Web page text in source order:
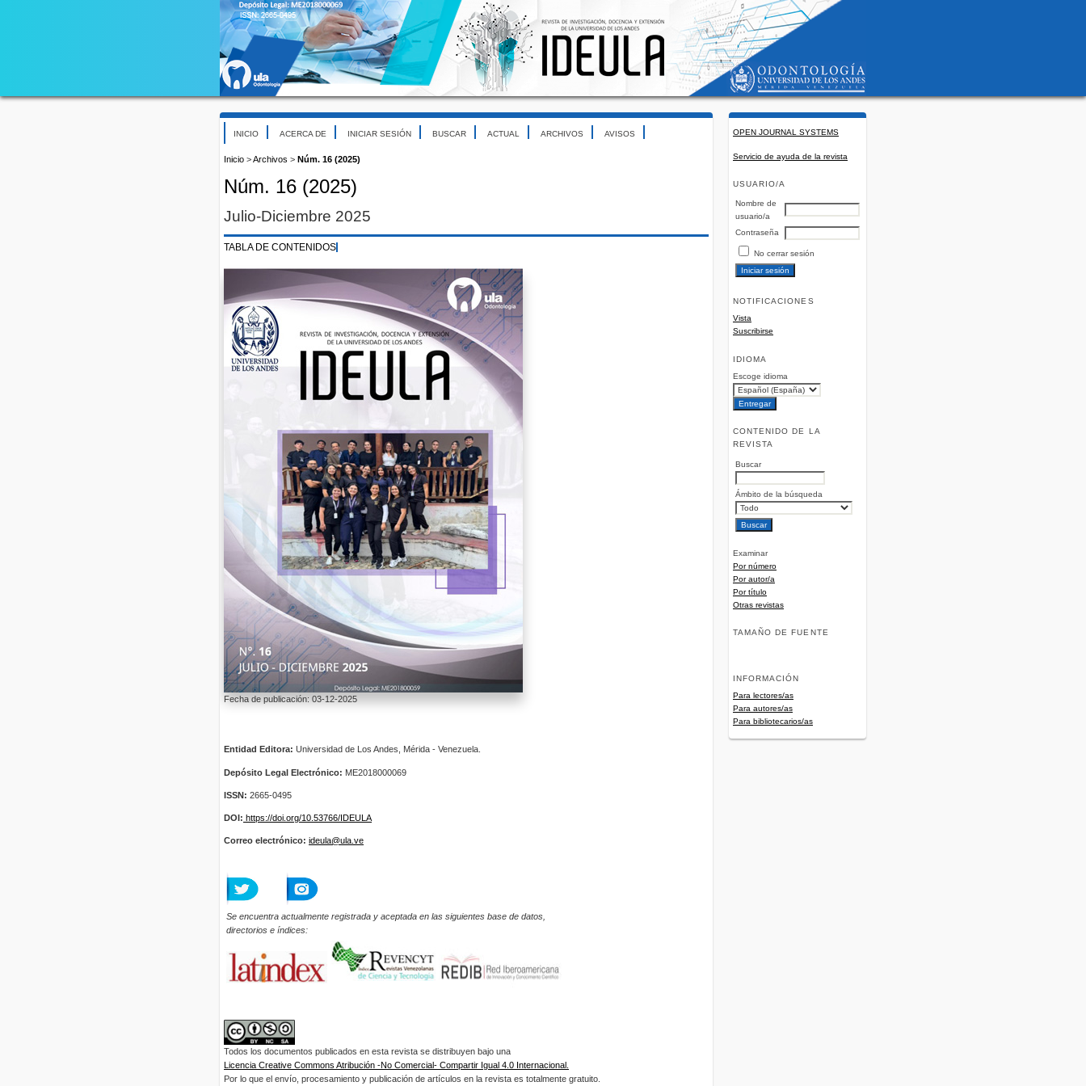
OPEN JOURNAL SYSTEMS
Servicio de ayuda de la revista
USUARIO/A
Nombre de
usuario/a
Contraseña
No cerrar sesión
NOTIFICACIONES
Vista
Suscribirse
IDIOMA
Escoge idioma
CONTENIDO DE LA
REVISTA
Buscar
Ámbito de la búsqueda
Examinar
Por número
Por autor/a
Por título
Otras revistas
TAMAÑO DE FUENTE
INFORMACIÓN
Para lectores/as
Para autores/as
Para bibliotecarios/as
INICIO ACERCA DE INICIAR SESIÓN BUSCAR ACTUAL ARCHIVOS AVISOS
Inicio >Archivos > Núm. 16 (2025)
Núm. 16 (2025)
Julio-Diciembre 2025
TABLA DE CONTENIDOS
Fecha de publicación: 03-12-2025
Entidad Editora: Universidad de Los Andes, Mérida - Venezuela.
Depósito Legal Electrónico: ME2018000069
ISSN: 2665-0495
DOI: https://doi.org/10.53766/IDEULA
Correo electrónico: ideula@ula.ve
Se encuentra actualmente registrada y aceptada en las siguientes base de datos,
directorios e índices:
Todos los documentos publicados en esta revista se distribuyen bajo una
Licencia Creative Commons Atribución -No Comercial- Compartir Igual 4.0 Internacional.
Por lo que el envío, procesamiento y publicación de artículos en la revista es totalmente gratuito.